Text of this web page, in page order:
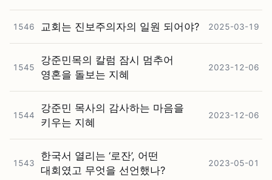
1546 교회는 진보주의자의 일원 되어야? 2025-03-19
1545
강준민목의 칼럼 잠시 멈추어
영혼을 돌보는 지혜
2023-12-06
1544
강준민 목사의 감사하는 마음을
키우는 지혜
2023-12-06
1543
한국서 열리는 ‘로잔’, 어떤
대회였고 무엇을 선언했나?
2023-05-01